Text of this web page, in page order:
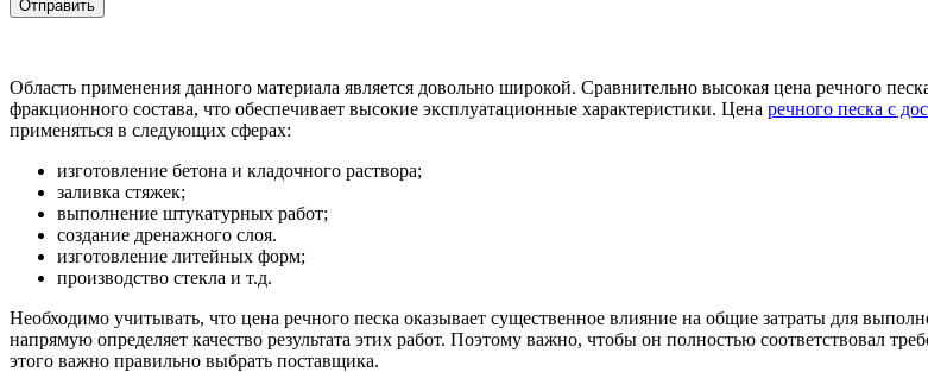
Область применения данного материала является довольно широкой. Сравнительно высокая цена речного
фракционного состава, что обеспечивает высокие эксплуатационные характеристики. Цена речного песка с
применяться в следующих сферах:
изготовление бетона и кладочного раствора;
заливка стяжек;
выполнение штукатурных работ;
создание дренажного слоя.
изготовление литейных форм;
производство стекла и т.д.
Необходимо учитывать, что цена речного песка оказывает существенное влияние на общие затраты для
напрямую определяет качество результата этих работ. Поэтому важно, чтобы он полностью соответствовал
этого важно правильно выбрать поставщика.